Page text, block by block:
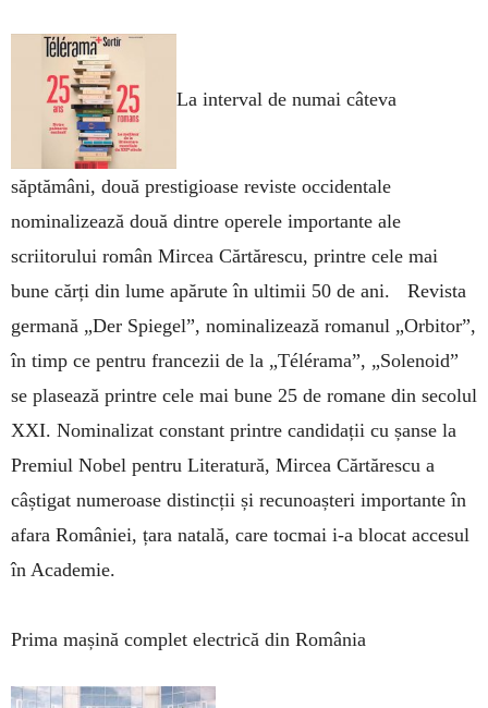
La interval de numai câteva
săptămâni, două prestigioase reviste occidentale
nominalizează două dintre operele importante ale
scriitorului român Mircea Cărtărescu, printre cele mai
bune cărți din lume apărute în ultimii 50 de ani. Revista
germană „Der Spiegel”, nominalizează romanul „Orbitor”,
în timp ce pentru francezii de la „Télérama”, „Solenoid”
se plasează printre cele mai bune 25 de romane din secolul
XXI. Nominalizat constant printre candidații cu șanse la
Premiul Nobel pentru Literatu­ră, Mircea Cărtă­res­cu a
câștigat numeroase dis­tinc­ții și recu­noaș­teri importante în
afara României, țara natală, care tocmai i-a blocat accesul
în Academie.
Prima mașină complet electrică din România